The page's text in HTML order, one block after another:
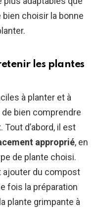
bien choisir la bonne
les plantes
à planter et à
bien comprendre
d’abord, il est
approprié, en
de plante choisi.
ajouter du compost
fois la préparation
plante grimpante à